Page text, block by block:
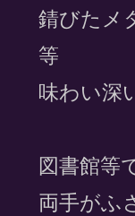
錆びたメ
等
味わい深
図書館等
両手がふ